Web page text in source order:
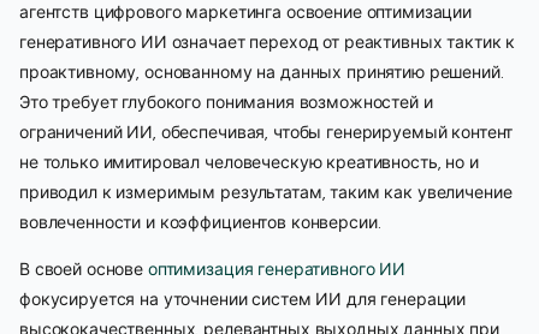
агентств цифрового маркетинга освоение оптимизации
генеративного ИИ означает переход от реактивных тактик к
проактивному, основанному на данных принятию решений.
Это требует глубокого понимания возможностей и
ограничений ИИ, обеспечивая, чтобы генерируемый контент
не только имитировал человеческую креативность, но и
приводил к измеримым результатам, таким как увеличение
вовлеченности и коэффициентов конверсии.
В своей основе оптимизация генеративного ИИ
фокусируется на уточнении систем ИИ для генерации
высококачественных, релевантных выходных данных при